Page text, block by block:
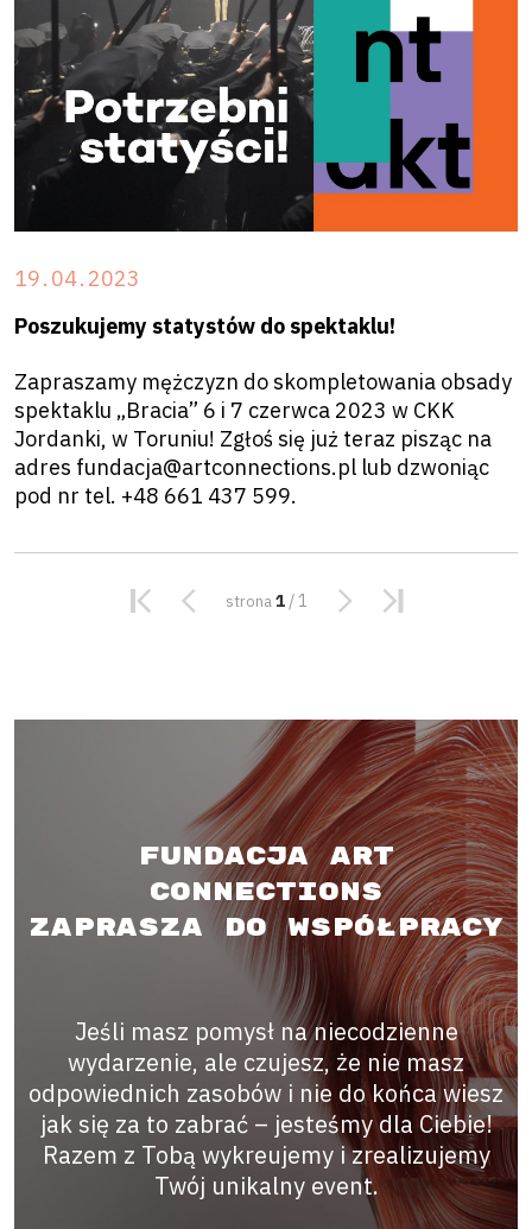
19. 04. 2023
Poszukujemy statystów do spektaklu!
Zapraszamy mężczyzn do skompletowania obsady
spektaklu „Bracia” 6 i 7 czerwca 2023 w CKK
Jordanki, w Toruniu! Zgłoś się już teraz pisząc na
adres fundacja@artconnections.pl lub dzwoniąc
pod nr tel. +48 661 437 599.
strona 1/ 1
Fundacja Art
Connections
zaprasza do współpracy
Jeśli masz pomysł na niecodzienne
wydarzenie, ale czujesz, że nie masz
odpowiednich zasobów i nie do końca wiesz
jak się za to zabrać – jesteśmy dla Ciebie!
Razem z Tobą wykreujemy i zrealizujemy
Twój unikalny event.